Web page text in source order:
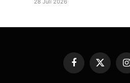
28 Juli 2026
Facebook
X
(Twitter)